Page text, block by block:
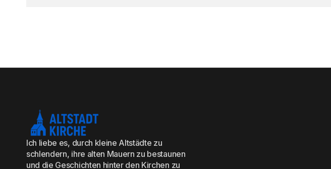
Ich liebe es, durch kleine Altstädte zu
schlendern, ihre alten Mauern zu bestaunen
und die Geschichten hinter den Kirchen zu